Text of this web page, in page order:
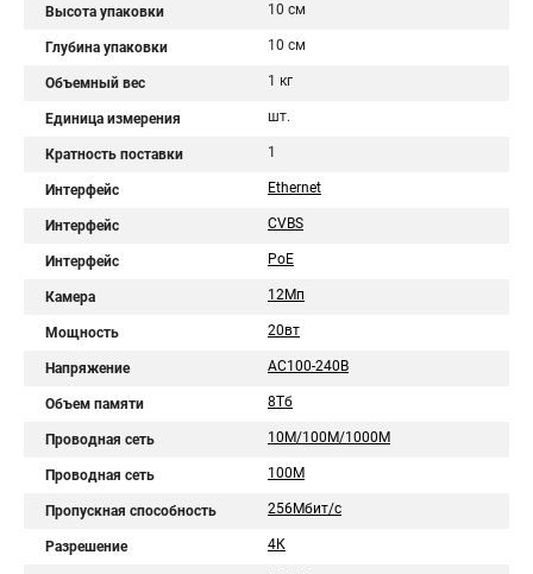
Высота упаковки 10 см
Глубина упаковки 10 см
Объемный вес 1 кг
Единица измерения шт.
Кратность поставки 1
Интерфейс Ethernet
Интерфейс CVBS
Интерфейс PoE
Камера 12Мп
Мощность 20вт
Напряжение AC100-240В
Объем памяти 8Тб
Проводная сеть 10M/100M/1000M
Проводная сеть 100M
Пропускная способность 256Мбит/с
Разрешение 4К